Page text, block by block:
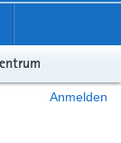
Anmelden